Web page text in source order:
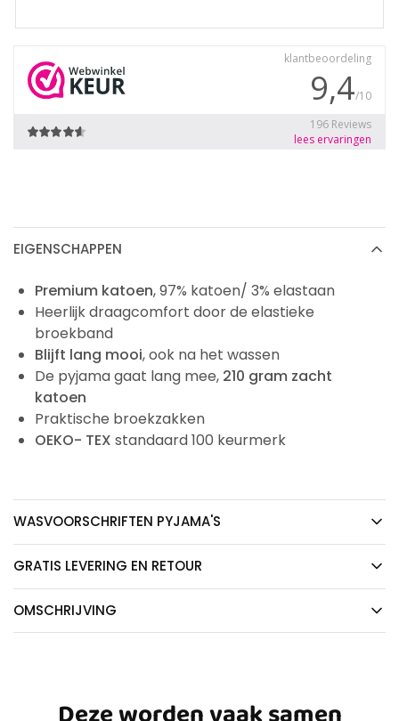
EIGENSCHAPPEN
Premium katoen, 97% katoen/ 3% elastaan
Heerlijk draagcomfort door de elastieke
broekband
Blijft lang mooi, ook na het wassen
De pyjama gaat lang mee, 210 gram zacht
katoen
Praktische broekzakken
OEKO- TEX standaard 100 keurmerk
WASVOORSCHRIFTEN PYJAMA'S
GRATIS LEVERING EN RETOUR
OMSCHRIJVING